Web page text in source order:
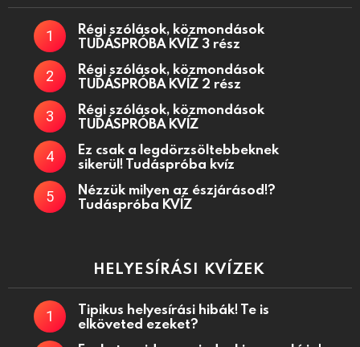
Régi szólások, közmondások
TUDÁSPRÓBA KVÍZ 3 rész
Régi szólások, közmondások
TUDÁSPRÓBA KVÍZ 2 rész
Régi szólások, közmondások
TUDÁSPRÓBA KVÍZ
Ez csak a legdörzsöltebbeknek
sikerül! Tudáspróba kvíz
Nézzük milyen az észjárásod!?
Tudáspróba KVÍZ
HELYESÍRÁSI KVÍZEK
Tipikus helyesírási hibák! Te is
elköveted ezeket?